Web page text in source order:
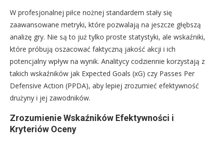
W profesjonalnej piłce nożnej standardem stały się
zaawansowane metryki, które pozwalają na jeszcze głębszą
analizę gry. Nie są to już tylko proste statystyki, ale wskaźniki,
które próbują oszacować faktyczną jakość akcji i ich
potencjalny wpływ na wynik. Analitycy codziennie korzystają z
takich wskaźników jak Expected Goals (xG) czy Passes Per
Defensive Action (PPDA), aby lepiej zrozumieć efektywność
drużyny i jej zawodników.
Zrozumienie Wskaźników Efektywności i
Kryteriów Oceny